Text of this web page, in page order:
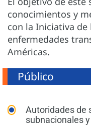
conocimientos y
con la Iniciativa de
enfermedades
Américas.
Público
Autoridades de
subnacionales